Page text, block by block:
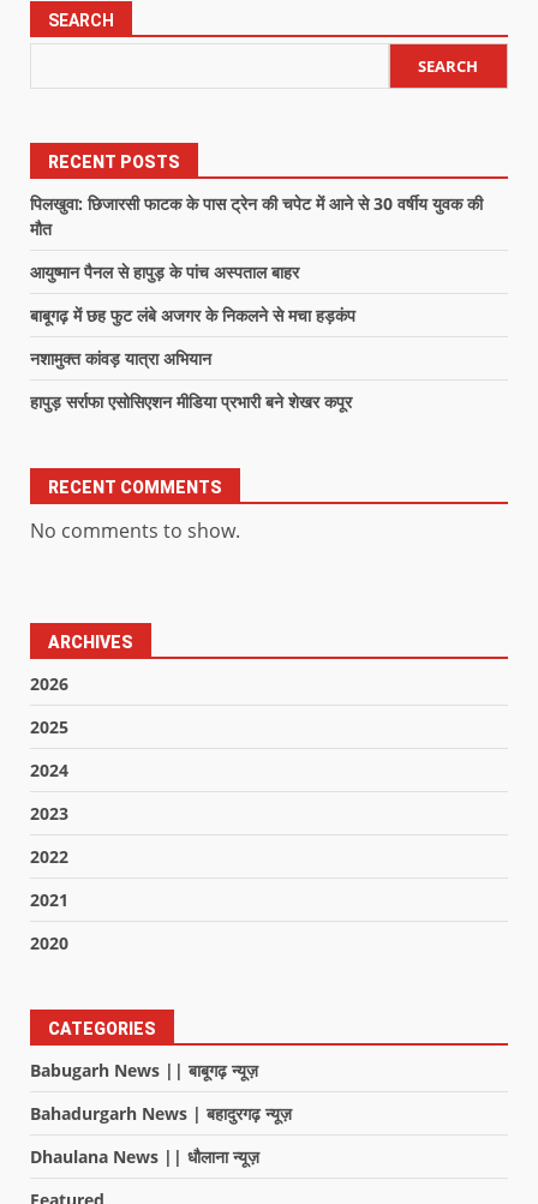
SEARCH
SEARCH
RECENT POSTS
पिलखुवा: छिजारसी फाटक के पास ट्रेन की चपेट में आने से 30 वर्षीय युवक की
मौत
आयुष्मान पैनल से हापुड़ के पांच अस्पताल बाहर
बाबूगढ़ में छह फुट लंबे अजगर के निकलने से मचा हड़कंप
नशामुक्त कांवड़ यात्रा अभियान
हापुड़ सर्राफा एसोसिएशन मीडिया प्रभारी बने शेखर कपूर
RECENT COMMENTS
No comments to show.
ARCHIVES
2026
2025
2024
2023
2022
2021
2020
CATEGORIES
Babugarh News || बाबूगढ़ न्यूज़
Bahadurgarh News | बहादुरगढ़ न्यूज़
Dhaulana News || धौलाना न्यूज़